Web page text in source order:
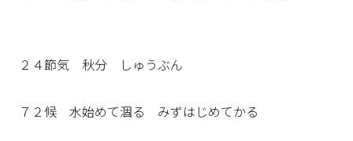
２４節気 秋分 しゅうぶん
７２候 水始めて涸る みずはじめてかる